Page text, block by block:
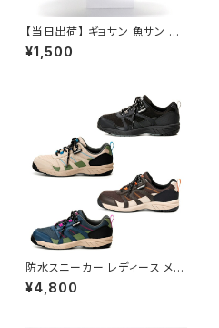
【当日出荷】 ギョサン 魚サン レ
ディースサンダル パール PEAR
L クロスバンド 66 フリーサイズ
¥1,500
防水スニーカー レディース メン
ズ アウトドアプロダクツ ODP 7
04WS トレッキング アウトドア
¥4,800